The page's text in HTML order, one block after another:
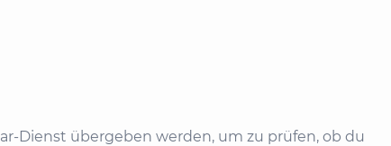
Dienst übergeben werden, um zu prüfen, ob du